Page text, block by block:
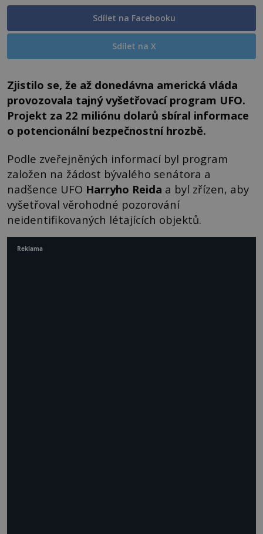
Sdílet na Facebooku
Sdílet na X
Zjistilo se, že až donedávna americká vláda
provozovala tajný vyšetřovací program UFO.
Projekt za 22 miliónu dolarů sbíral informace
o potencionální bezpečnostní hrozbě.
Podle zveřejněných informací byl program
založen na žádost bývalého senátora a
nadšence UFO Harryho Reida a byl zřízen, aby
vyšetřoval věrohodné pozorování
neidentifikovaných létajících objektů.
Reklama